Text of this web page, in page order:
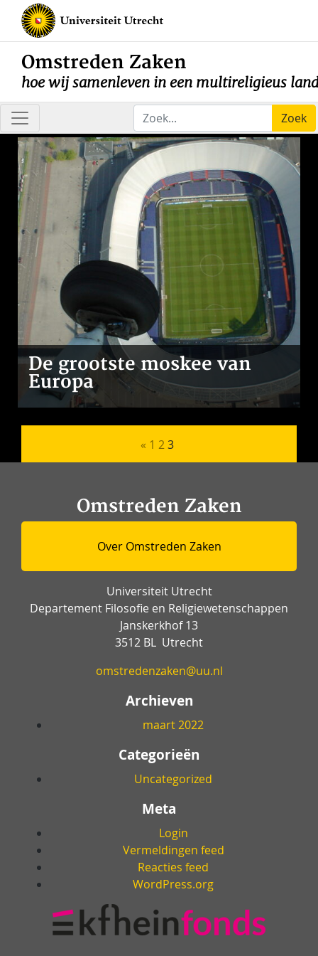
Omstreden Zaken
hoe wij samenleven in een multireligieus
Zoek
De grootste moskee van
Europa
Berichten paginering
« 1 2 3
Omstreden Zaken
Over Omstreden Zaken
Universiteit Utrecht
Departement Filosofie en Religiewetenschappen
Janskerkhof 13
3512 BL Utrecht
omstredenzaken@uu.nl
Archieven
maart 2022
Categorieën
Uncategorized
Meta
Login
Vermeldingen feed
Reacties feed
WordPress.org